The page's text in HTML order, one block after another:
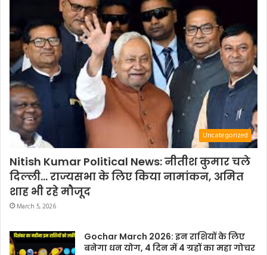
Uncategorized
Nitish Kumar Political News: नीतीश कुमार चले
दिल्ली… राज्यसभा के लिए किया नामांकन, अमित
शाह भी रहे मौजूद
March 5, 2026
Gochar March 2026: इन राशियों के लिए
बनेगा धन योग, 4 दिन में 4 ग्रहों का महा गोचर